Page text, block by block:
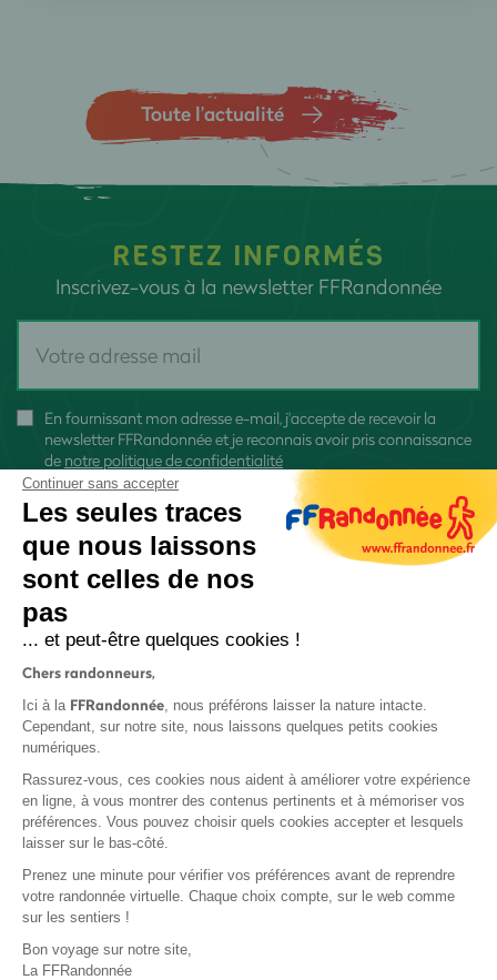
Toute l’actualité
RESTEZ INFORMÉS
Inscrivez-vous à la newsletter FFRandonnée
En fournissant mon adresse e-mail, j'accepte de recevoir la
newsletter FFRandonnée et je reconnais avoir pris connaissance
de notre politique de confidentialité
Protection des données
Politique de confidentialité
Continuer sans accepter
Les seules traces
que nous laissons
sont celles de nos
pas
... et peut-être quelques cookies !
Chers randonneurs,
Ici à la FFRandonnée, nous préférons laisser la nature intacte.
Cependant, sur notre site, nous laissons quelques petits cookies
numériques.
Rassurez-vous, ces cookies nous aident à améliorer votre expérience
en ligne, à vous montrer des contenus pertinents et à mémoriser vos
préférences. Vous pouvez choisir quels cookies accepter et lesquels
laisser sur le bas-côté.
Prenez une minute pour vérifier vos préférences avant de reprendre
votre randonnée virtuelle. Chaque choix compte, sur le web comme
sur les sentiers !
Bon voyage sur notre site,
La FFRandonnée